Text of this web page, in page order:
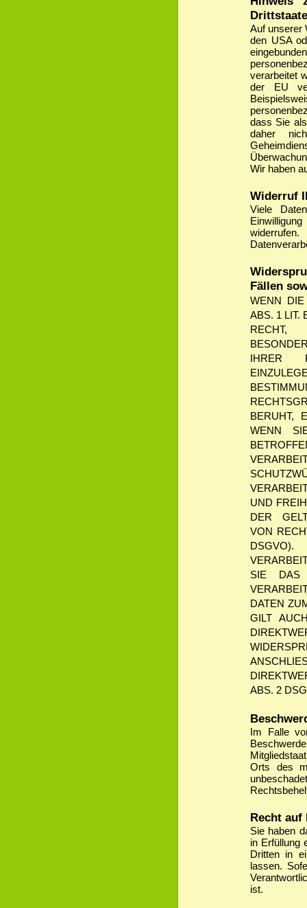
Auf unserer
den USA
verarbeitet
der EU
dass Sie
daher
Wir haben
Widerruf
Viele
Fällen
WENN DIE
ABS. 1 LIT.
IHRER
BERUHT,
WENN
UND
DER
VON
DSGVO).
SIE DAS
DATEN
GILT
ABS. 2
Im Falle
Orts des
Recht auf
Sie haben
in Erfüllung
Dritten in
lassen.
ist.